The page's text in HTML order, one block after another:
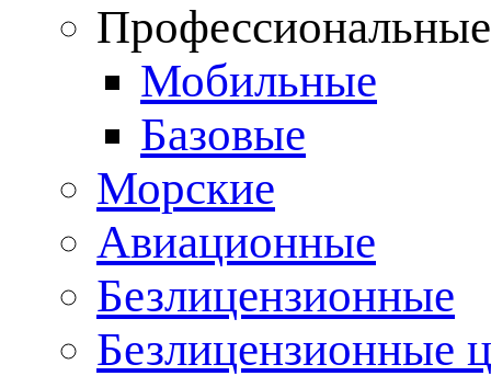
Мобильные
Базовые
Морские
Авиационные
Безлицензионные
Безлицензионные